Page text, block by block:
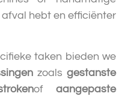
hebt en efficiënter
taken bieden we
zoals gestanste
of aangepaste